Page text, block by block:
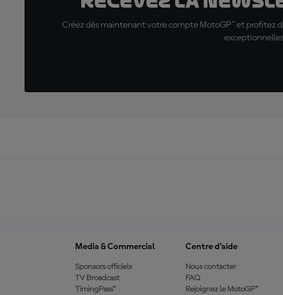
Créez dès maintenant votre compte MotoGP™ et profitez
Media & Commercial
Sponsors officiels
TV Broadcast
TimingPass™
Centre d'aide
Nous contacter
FAQ
Rejoignez le MotoGP™